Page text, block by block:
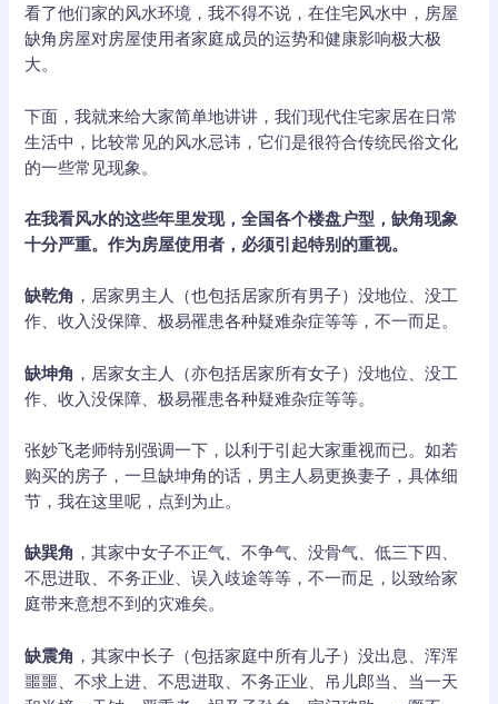
看了他们家的风水环境，我不得不说，在住宅风水中，房屋
缺角房屋对房屋使用者家庭成员的运势和健康影响极大极
大。
下面，我就来给大家简单地讲讲，我们现代住宅家居在日常
生活中，比较常见的风水忌讳，它们是很符合传统民俗文化
的一些常见现象。
在我看风水的这些年里发现，全国各个楼盘户型，缺角现象
十分严重。作为房屋使用者，必须引起特别的重视。
缺乾角 ，居家男主人（也包括居家所有男子）没地位、没工
作、收入没保障、极易罹患各种疑难杂症等等，不一而足。
缺坤角 ，居家女主人（亦包括居家所有女子）没地位、没工
作、收入没保障、极易罹患各种疑难杂症等等。
张妙飞老师特别强调一下，以利于引起大家重视而已。如若
购买的房子，一旦缺坤角的话，男主人易更换妻子，具体细
节，我在这里呢，点到为止。
缺巽角 ，其家中女子不正气、不争气、没骨气、低三下四、
不思进取、不务正业、误入歧途等等，不一而足，以致给家
庭带来意想不到的灾难矣。
缺震角 ，其家中长子（包括家庭中所有儿子）没出息、浑浑
噩噩、不求上进、不思进取、不务正业、吊儿郎当、当一天